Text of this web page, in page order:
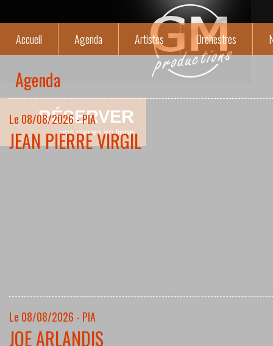
RÉSERVER
vos places en ligne
Accueil Agenda Artistes Orchestres
Agenda
Le 08/08/2026 - PIA
JEAN PIERRE VIRGIL
Le 08/08/2026 - PIA
JOE ARLANDIS